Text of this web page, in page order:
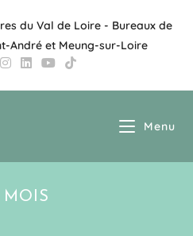
du Val de Loire - Bureaux de
André et Meung-sur-Loire
Menu
MOIS